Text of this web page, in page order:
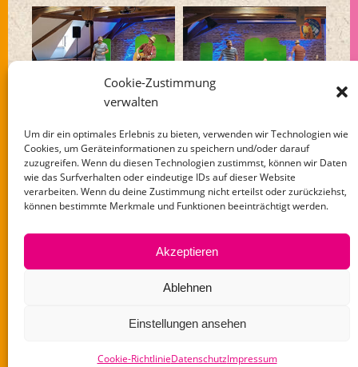
Cookie-Zustimmung
verwalten
Um dir ein optimales Erlebnis zu bieten, verwenden wir Technologien wie
Cookies, um Geräteinformationen zu speichern und/oder darauf
zuzugreifen. Wenn du diesen Technologien zustimmst, können wir Daten
wie das Surfverhalten oder eindeutige IDs auf dieser Website
verarbeiten. Wenn du deine Zustimmung nicht erteilst oder zurückziehst,
können bestimmte Merkmale und Funktionen beeinträchtigt werden.
Akzeptieren
Ablehnen
Einstellungen ansehen
Cookie-RichtlinieDatenschutzImpressum
Zurück zum Tagebuch
Mit Zick & Zack auf Geschichtenreise